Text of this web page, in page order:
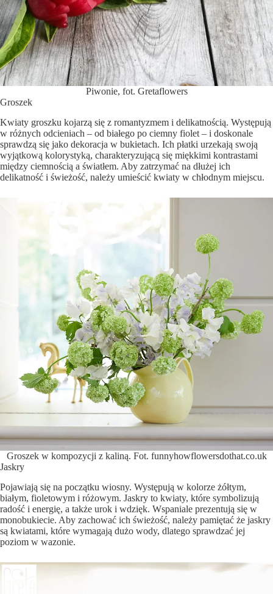
Piwonie, fot. Gretaflowers
Groszek
Kwiaty groszku kojarzą się z romantyzmem i delikatnością. Występują
w różnych odcieniach – od białego po ciemny fiolet – i doskonale
sprawdzą się jako dekoracja w bukietach. Ich płatki urzekają swoją
wyjątkową kolorystyką, charakteryzującą się miękkimi kontrastami
między ciemnością a światłem. Aby zatrzymać na dłużej ich
delikatność i świeżość, należy umieścić kwiaty w chłodnym miejscu.
Groszek w kompozycji z kaliną. Fot. funnyhowflowersdothat.co.uk
Jaskry
Pojawiają się na początku wiosny. Występują w kolorze żółtym,
białym, fioletowym i różowym. Jaskry to kwiaty, które symbolizują
radość i energię, a także urok i wdzięk. Wspaniale prezentują się w
monobukiecie. Aby zachować ich świeżość, należy pamiętać że jaskry
są kwiatami, które wymagają dużo wody, dlatego sprawdzać jej
poziom w wazonie.